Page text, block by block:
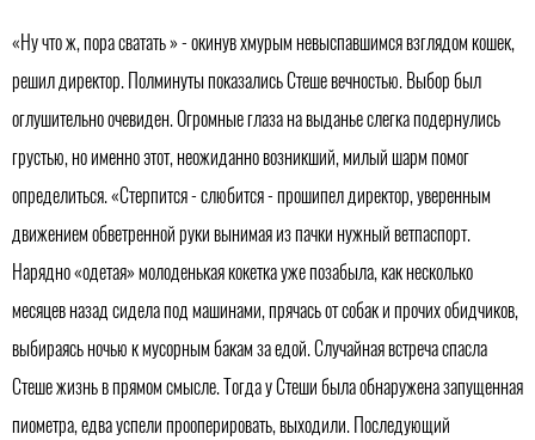
«Ну что ж, пора сватать » - окинув хмурым невыспавшимся взглядом кошек,
решил директор. Полминуты показались Стеше вечностью. Выбор был
оглушительно очевиден. Огромные глаза на выданье слегка подернулись
грустью, но именно этот, неожиданно возникший, милый шарм помог
определиться. «Стерпится - слюбится - прошипел директор, уверенным
движением обветренной руки вынимая из пачки нужный ветпаспорт.
Нарядно «одетая» молоденькая кокетка уже позабыла, как несколько
месяцев назад сидела под машинами, прячась от собак и прочих обидчиков,
выбираясь ночью к мусорным бакам за едой. Случайная встреча спасла
Стеше жизнь в прямом смысле. Тогда у Стеши была обнаружена запущенная
пиометра, едва успели прооперировать, выходили. Последующий